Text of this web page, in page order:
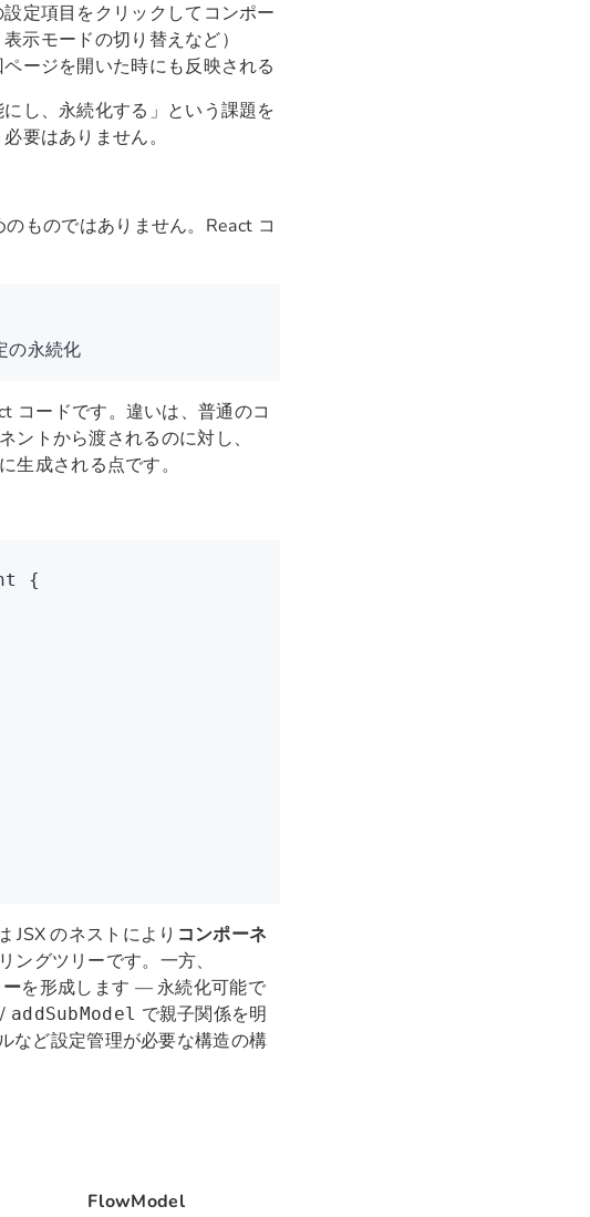
設定項目をクリックしてコンポー
示モードの切り替えなど）
ージを開いた時にも反映される
し、永続化する」という課題を
要はありません。
ものではありません。React コ
永続化
コードです。違いは、普通のコ
トから渡されるのに対し、
成される点です。
{
JSX のネストにより コンポーネ
グツリーです。一方、
を形成します — 永続化可能で
/ addSubModel で親子関係を明
など設定管理が必要な構造の構
FlowModel